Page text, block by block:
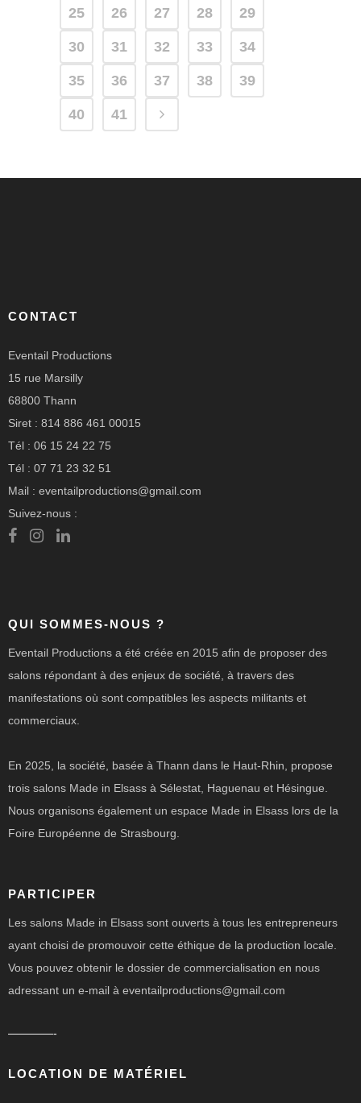
25 26 27 28 29
30 31 32 33 34
35 36 37 38 39
40 41
CONTACT
Eventail Productions
15 rue Marsilly
68800 Thann
Siret : 814 886 461 00015
Tél : 06 15 24 22 75
Tél : 07 71 23 32 51
Mail : eventailproductions@gmail.com
Suivez-nous :
QUI SOMMES-NOUS ?
Eventail Productions a été créée en 2015 afin de proposer des
salons répondant à des enjeux de société, à travers des
manifestations où sont compatibles les aspects militants et
commerciaux.
En 2025, la société, basée à Thann dans le Haut-Rhin, propose
trois salons Made in Elsass à Sélestat, Haguenau et Hésingue.
Nous organisons également un espace Made in Elsass lors de la
Foire Européenne de Strasbourg.
PARTICIPER
Les salons Made in Elsass sont ouverts à tous les entrepreneurs
ayant choisi de promouvoir cette éthique de la production locale.
Vous pouvez obtenir le dossier de commercialisation en nous
adressant un e-mail à eventailproductions@gmail.com
————-
LOCATION DE MATÉRIEL